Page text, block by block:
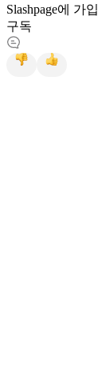
Slashpage에 가
구독